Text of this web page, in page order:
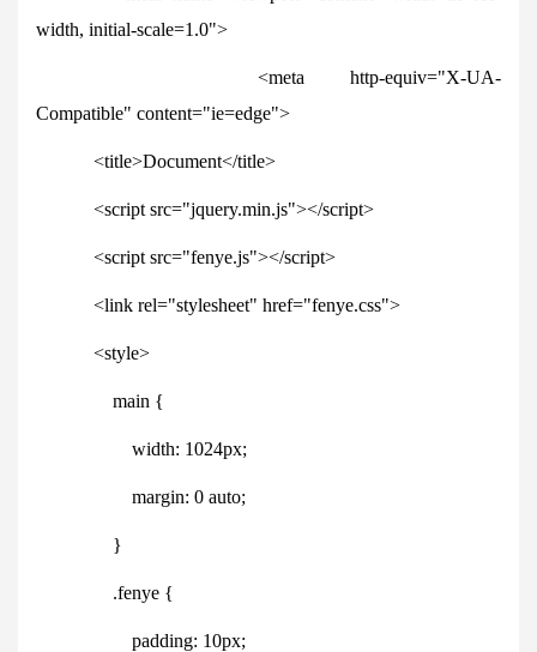
width, initial-scale=1.0">
<metahttp-equiv="X-UA-
Compatible" content="ie=edge">
<title>Document</title>
<script src="jquery.min.js"></script>
<script src="fenye.js"></script>
<link rel="stylesheet" href="fenye.css">
<style>
main {
width: 1024px;
margin: 0 auto;
}
.fenye {
padding: 10px;